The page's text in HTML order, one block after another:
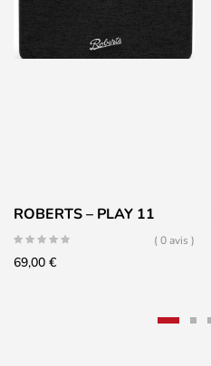
ROBERTS – PLAY 11
( 0 avis )
69,00 €